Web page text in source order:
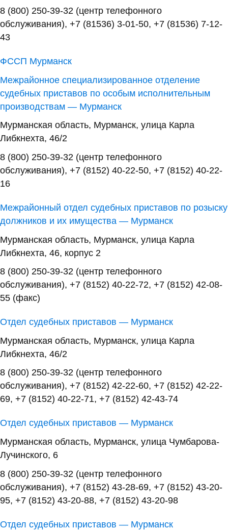
8 (800) 250-39-32 (центр телефонного
обслуживания), +7 (81536) 3-01-50, +7 (81536) 7-12-
43
ФССП Мурманск
Межрайонное специализированное отделение
судебных приставов по особым исполнительным
производствам — Мурманск
Мурманская область, Мурманск, улица Карла
Либкнехта, 46/2
8 (800) 250-39-32 (центр телефонного
обслуживания), +7 (8152) 40-22-50, +7 (8152) 40-22-
16
Межрайонный отдел судебных приставов по розыску
должников и их имущества — Мурманск
Мурманская область, Мурманск, улица Карла
Либкнехта, 46, корпус 2
8 (800) 250-39-32 (центр телефонного
обслуживания), +7 (8152) 40-22-72, +7 (8152) 42-08-
55 (факс)
Отдел судебных приставов — Мурманск
Мурманская область, Мурманск, улица Карла
Либкнехта, 46/2
8 (800) 250-39-32 (центр телефонного
обслуживания), +7 (8152) 42-22-60, +7 (8152) 42-22-
69, +7 (8152) 40-22-71, +7 (8152) 42-43-74
Отдел судебных приставов — Мурманск
Мурманская область, Мурманск, улица Чумбарова-
Лучинского, 6
8 (800) 250-39-32 (центр телефонного
обслуживания), +7 (8152) 43-28-69, +7 (8152) 43-20-
95, +7 (8152) 43-20-88, +7 (8152) 43-20-98
Отдел судебных приставов — Мурманск